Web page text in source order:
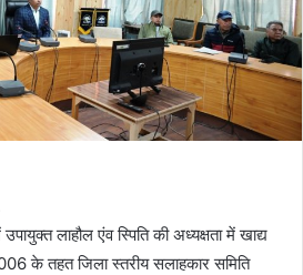
लाहौल एंव स्पिति की अध्यक्षता में खाद्य
के तहत जिला स्तरीय सलाहकार समिति